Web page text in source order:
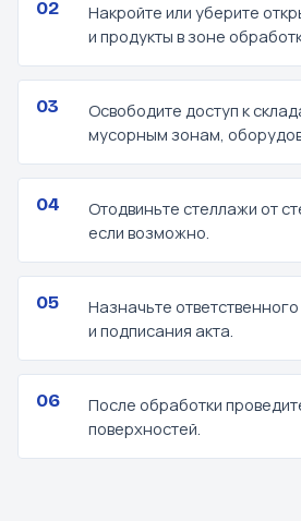
Накройте или уберите
и продукты в зоне
Освободите доступ к
мусорным зонам,
Отодвиньте стеллажи от
если возможно.
Назначьте
и подписания акта.
После обработки
поверхностей.